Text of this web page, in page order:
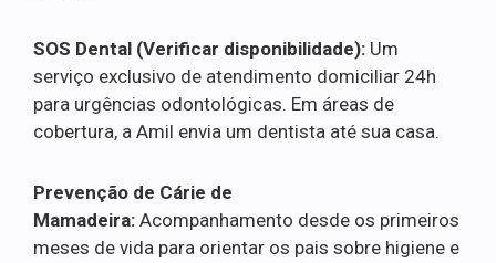
SOS Dental (Verificar disponibilidade): Um
serviço exclusivo de atendimento domiciliar 24h
para urgências odontológicas. Em áreas de
cobertura, a Amil envia um dentista até sua casa.
Prevenção de Cárie de
Mamadeira: Acompanhamento desde os primeiros
meses de vida para orientar os pais sobre higiene e